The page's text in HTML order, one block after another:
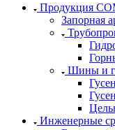
Продукция
Запорная
Шины и
Инженерные